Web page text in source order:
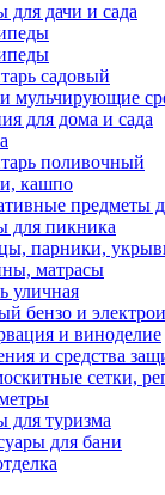
для дачи и сада
садовый
мульчирующие
для дома и сада
поливочный
кашпо
предметы
для пикника
парники,
матрасы
уличная
бензо и
и виноделие
и средства
сетки,
для туризма
для бани